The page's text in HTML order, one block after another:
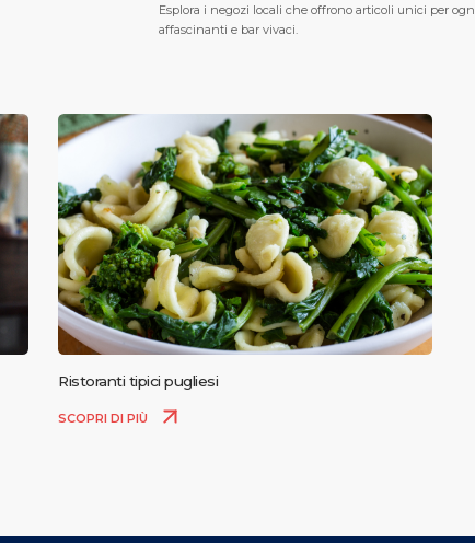
Esplora i negozi locali che offrono articoli unici per
affascinanti e bar vivaci.
Ristoranti tipici pugliesi
SCOPRI DI PIÙ